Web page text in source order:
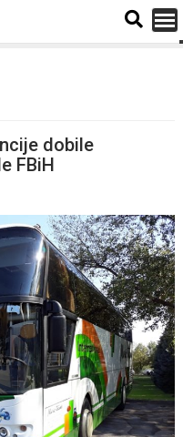
dobile
FBiH